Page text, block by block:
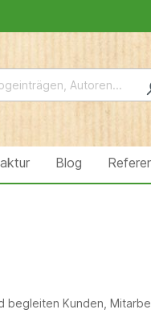
Blog
begleiten Kunden,